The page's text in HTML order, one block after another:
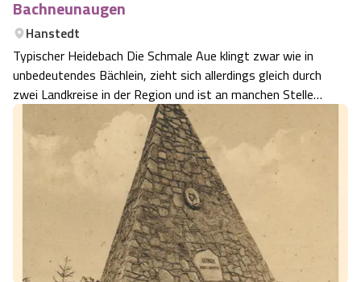
Urlaub auf dem Bauernhof
Urlaub mit Hund
Last Minute
Anreise
Kataloge
Kutschen
Regionale Küche
Tiere
HeideSpezialitäten
Unterkünfte
Wildpark Schwarze Berge
Otter Zentrum
Wildpark Müden
Snow World Bispingen
Ralf Schumacher Kart & Bowl
Kulinarisches Celle
Unterkünfte Celle
Veranstaltungen & Führungen Celle
Bachneunaugen
Hanstedt
Typischer Heidebach Die Schmale Aue klingt zwar wie in
unbedeutendes Bächlein, zieht sich allerdings gleich durch
zwei Landkreise in der Region und ist an manchen Stellen
weitläufiger, als der Name vermuten lässt.